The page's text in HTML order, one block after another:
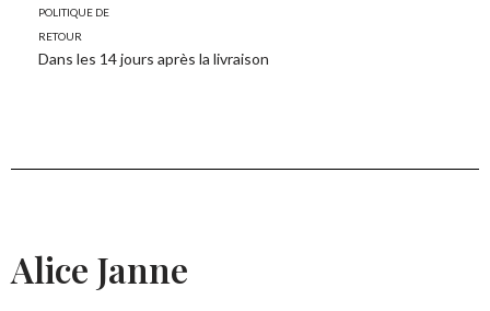
Politique de
retour
Dans les 14 jours après la livraison
Alice Janne